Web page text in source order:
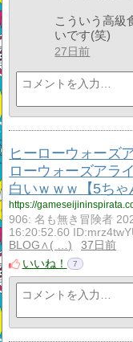
こういう高級
いです(笑)
27日前
ヒーローウォーズ
ローウォーズアラ
白いｗｗｗ【5ち
906: 名も無き冒険者
16:20:52.60
BLOG∧( …
37日前
いいね！
7